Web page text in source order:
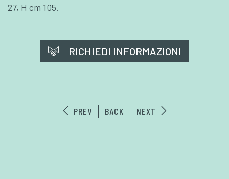
27, H cm 105.
RICHIEDI INFORMAZIONI
PREV BACK NEXT